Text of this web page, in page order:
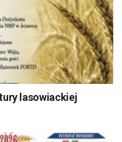
lasowiackiej